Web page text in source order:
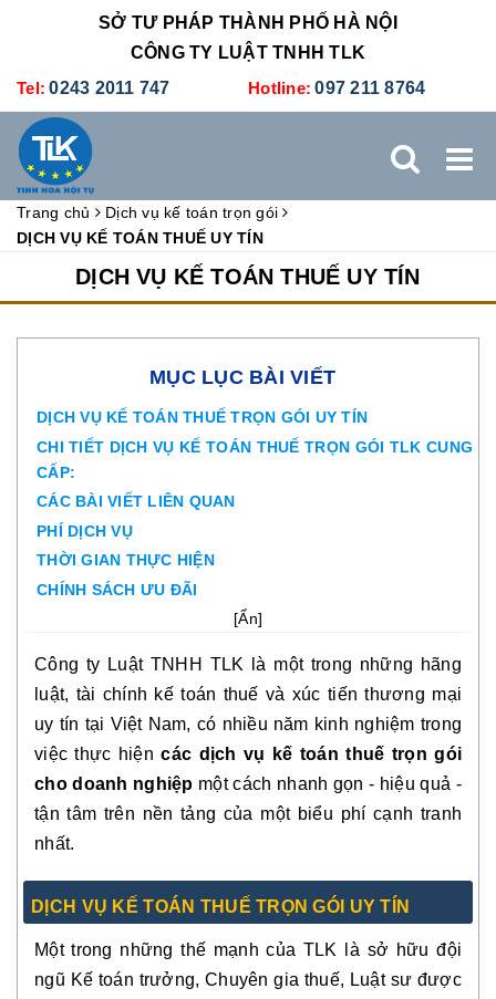
SỞ TƯ PHÁP THÀNH PHỐ HÀ NỘI
CÔNG TY LUẬT TNHH TLK
Tel: 0243 2011 747 Hotline: 097 211 8764
TRANG CHỦ GIỚI THIỆU DỊCH VỤ PHÁP LÝ
TUYỂN DỤNG
Trang chủ
Dịch vụ kế toán trọn gói
DỊCH VỤ KẾ TOÁN THUẾ UY TÍN
DỊCH VỤ KẾ TOÁN THUẾ UY TÍN
MỤC LỤC BÀI VIẾT
DỊCH VỤ KẾ TOÁN THUẾ TRỌN GÓI UY TÍN
CHI TIẾT DỊCH VỤ KẾ TOÁN THUẾ TRỌN GÓI TLK CUNG
CẤP:
CÁC BÀI VIẾT LIÊN QUAN
PHÍ DỊCH VỤ
THỜI GIAN THỰC HIỆN
CHÍNH SÁCH ƯU ĐÃI
[Ẩn]
Công ty Luật TNHH TLK là một trong những hãng
luật, tài chính kế toán thuế và xúc tiến thương mại
uy tín tại Việt Nam, có nhiều năm kinh nghiệm trong
việc thực hiệncác dịch vụ kế toán thuế trọn gói
cho doanh nghiệp một cách nhanh gọn - hiệu quả -
tận tâm trên nền tảng của một biểu phí cạnh tranh
nhất.
DỊCH VỤ KẾ TOÁN THUẾ TRỌN GÓI UY TÍN
Một trong những thế mạnh của TLK là sở hữu đội
ngũ Kế toán trưởng, Chuyên gia thuế, Luật sư được